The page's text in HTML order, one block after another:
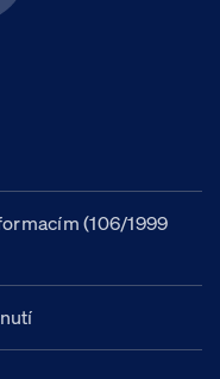
(106/1999